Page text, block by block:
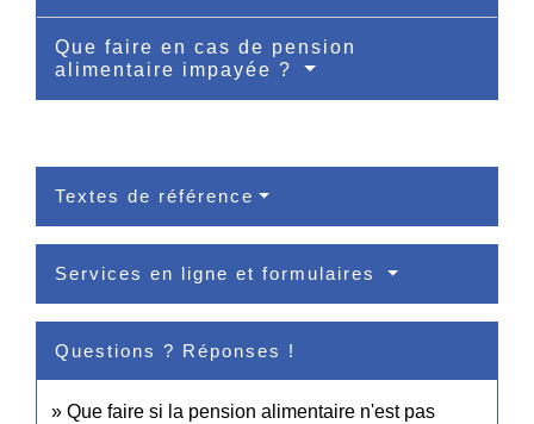
Que faire en cas de pension
alimentaire impayée ?
Textes de référence
Services en ligne et formulaires
Questions ? Réponses !
Que faire si la pension alimentaire n'est pas